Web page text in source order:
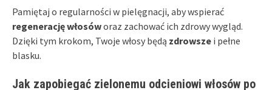
Pamiętaj o regularności w pielęgnacji, aby wspierać
regenerację włosóworaz zachować ich zdrowy wygląd.
Dzięki tym krokom, Twoje włosy będą zdrowsze i pełne
blasku.
Jak zapobiegać zielonemu odcieniowi włosów po